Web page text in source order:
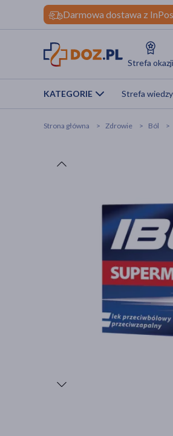
Darmowa dostawa z
Strefa okazji
KATEGORIE Strefa wiedzy
Strona główna Zdrowie Ból